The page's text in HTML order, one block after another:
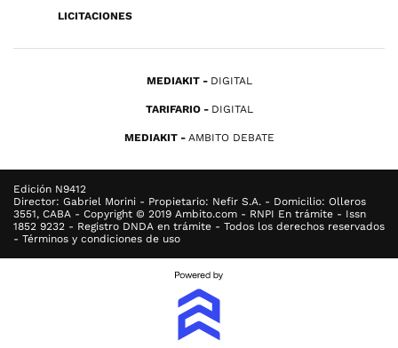
LICITACIONES
MEDIAKIT DIGITAL
TARIFARIO DIGITAL
MEDIAKIT AMBITO DEBATE
Edición N9412
Director: Gabriel Morini - Propietario: Nefir S.A. - Domicilio: Olleros
3551, CABA - Copyright © 2019 Ambito.com - RNPI En trámite - Issn
1852 9232 - Registro DNDA en trámite - Todos los derechos reservados
- Términos y condiciones de uso